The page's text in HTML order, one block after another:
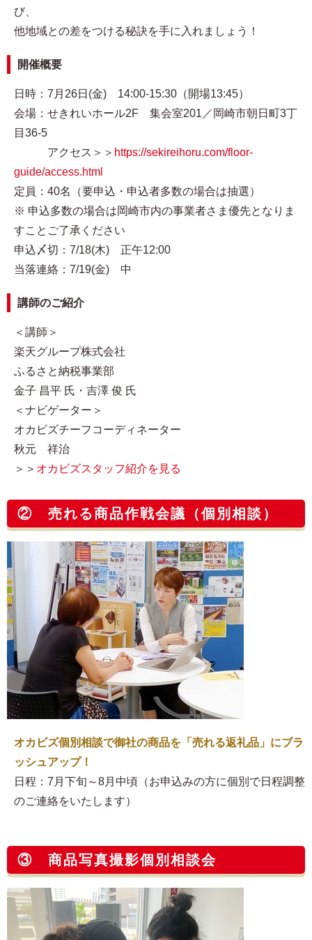
び、
他地域との差をつける秘訣を手に入れましょう！
開催概要
日時：7月26日(金) 14:00-15:30（開場13:45）
会場：せきれいホール2F 集会室201／岡崎市朝日町3丁
目36-5
アクセス＞＞ https://sekireihoru.com/floor-
guide/access.html
定員：40名（要申込・申込者多数の場合は抽選）
※ 申込多数の場合は岡崎市内の事業者さま優先となりま
すことご了承ください
申込〆切：7/18(木) 正午12:00
当落連絡：7/19(金) 中
講師のご紹介
＜講師＞
楽天グループ株式会社
ふるさと納税事業部
金子 昌平 氏・吉澤 俊 氏
＜ナビゲーター＞
オカビズチーフコーディネーター
秋元 祥治
＞＞ オカビズスタッフ紹介を見る
② 売れる商品作戦会議（個別相談）
オカビズ個別相談で御社の商品を「売れる返礼品」にブラ
ッシュアップ！
日程：7月下旬～8月中頃（お申込みの方に個別で日程調整
のご連絡をいたします）
③ 商品写真撮影個別相談会